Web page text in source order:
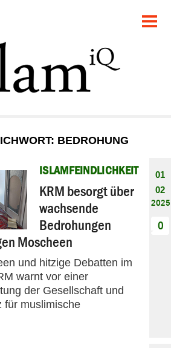
BEDROHUNG
ISLAMFEINDLICHKEIT
KRM besorgt über
wachsende
Bedrohungen
Moscheen
und hitzige Debatten im
warnt vor einer
der Gesellschaft und
für muslimische
01
02
2025
0